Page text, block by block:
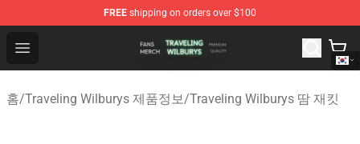
FREE shipping on orders over $100
Open menu
Traveling Wilburys Shop - Official Traveling Wilburys
홈/Traveling Wilburys 제품정보/Traveling Wilburys 땀 재킷